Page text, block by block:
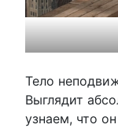
Тело
Выглядит
узнаем, что